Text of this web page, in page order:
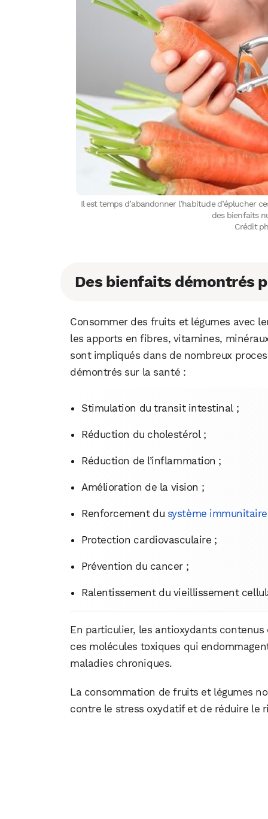
Il est temps d’abandonner l’habitude d’éplucher
des bienfaits
Crédit
Des bienfaits démontrés
Consommer des fruits et légumes avec
les apports en fibres, vitamines,
sont impliqués dans de nombreux
démontrés sur la santé :
Stimulation du transit intestinal ;
Réduction du cholestérol ;
Réduction de l’inflammation ;
Amélioration de la vision ;
Renforcement du système immunitaire
Protection cardiovasculaire ;
Prévention du cancer ;
Ralentissement du vieillissement
En particulier, les antioxydants
ces molécules toxiques qui
maladies chroniques.
La consommation de fruits et légumes
contre le stress oxydatif et de réduire le